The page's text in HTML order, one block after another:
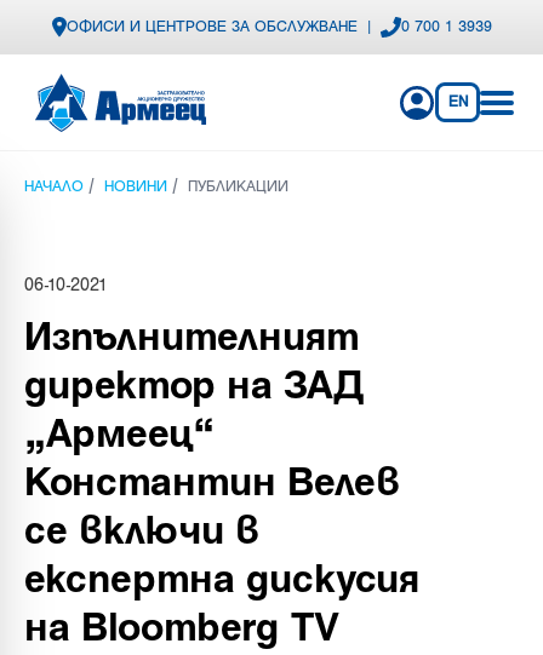
ОФИСИ И ЦЕНТРОВЕ ЗА ОБСЛУЖВАНЕ 0 700 1 3939
EN
НАЧАЛО / НОВИНИ / ПУБЛИКАЦИИ
06-10-2021
Изпълнителният
директор на ЗАД
„Армеец“
Константин Велев
се включи в
експертна дискусия
на Bloomberg TV